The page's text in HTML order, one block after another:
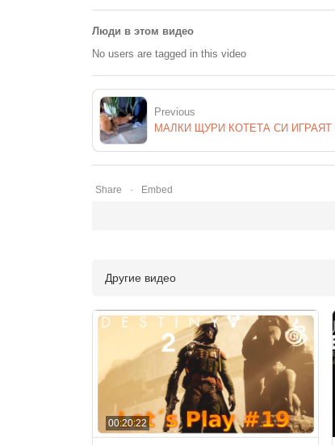
Люди в этом видео
No users are tagged in this video
Previous
МАЛКИ ЩУРИ КОТЕТА СИ ИГРАЯТ
Share Embed
Другие видео
00:20:22